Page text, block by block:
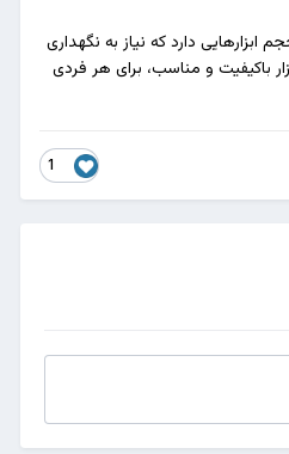
دارد که نیاز به نگهداری
باکیفیت و مناسب، برای هر فردی
1